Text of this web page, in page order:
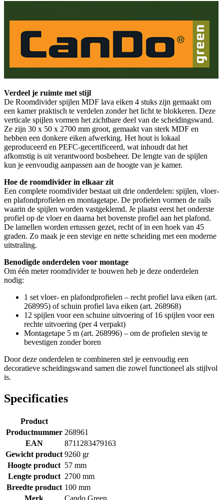
Verdeel je ruimte met stijl
De Roomdivider spijlen MDF lava eiken 4 stuks zijn gemaakt om
een kamer praktisch te verdelen zonder het licht te blokkeren. Deze
verticale spijlen vormen het zichtbare deel van de scheidingswand.
Ze zijn 30 x 50 x 2700 mm groot, gemaakt van sterk MDF en
hebben een donkere eiken afwerking. Het hout is lokaal
geproduceerd en PEFC-gecertificeerd, wat inhoudt dat het
afkomstig is uit verantwoord bosbeheer. De lengte van de spijlen
kun je eenvoudig aanpassen aan de hoogte van je kamer.
Hoe de roomdivider in elkaar zit
Een complete roomdivider bestaat uit drie onderdelen: spijlen, vloer-
en plafondprofielen en montagetape. De profielen vormen de rails
waarin de spijlen worden vastgeklemd. Je plaatst eerst het onderste
profiel op de vloer en daarna het bovenste profiel aan het plafond.
De lamellen worden ertussen gezet, recht of in een hoek van 45
graden. Zo maak je een stevige en nette scheiding met een moderne
uitstraling.
Benodigde onderdelen voor montage
Om één meter roomdivider te bouwen heb je deze onderdelen
nodig:
1 set vloer- en plafondprofielen – recht profiel lava eiken (art.
268995) of schuin profiel lava eiken (art. 268968)
12 spijlen voor een schuine uitvoering of 16 spijlen voor een
rechte uitvoering (per 4 verpakt)
Montagetape 5 m (art. 268996) – om de profielen stevig te
bevestigen zonder boren
Door deze onderdelen te combineren stel je eenvoudig een
decoratieve scheidingswand samen die zowel functioneel als stijlvol
is.
Specificaties
Product
Productnummer 268961
EAN
8711283479163
Gewicht product 9260 gr
Hoogte product 57 mm
Lengte product 2700 mm
Breedte product 100 mm
Merk
Cando Green